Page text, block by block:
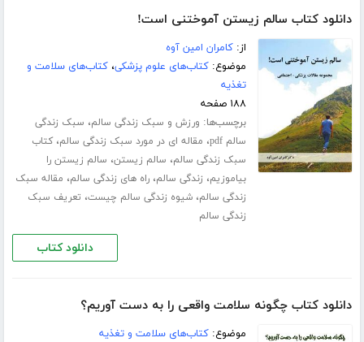
دانلود کتاب سالم زیستن آموختنی است!
از:کامران امین آوه
موضوع:کتاب‌های علوم پزشکی،کتاب‌های سلامت و
تغذیه
۱۸۸ صفحه
برچسب‌ها: ورزش‌ و سبک زندگی سالم، سبک زندگی
سالم pdf
، مقاله ای در مورد سبک زندگی سالم،کتاب
سبک زندگی سالم، سالم زیستن، سالم زیستن را
بیاموزیم، زندگی سالم،راه های زندگی سالم، مقاله سبک
زندگی سالم،شیوه زندگی سالم چیست، تعریف سبک
زندگی سالم
دانلود کتاب
دانلود کتاب چگونه سلامت واقعی را به دست آوریم؟
موضوع:کتاب‌های سلامت و تغذیه